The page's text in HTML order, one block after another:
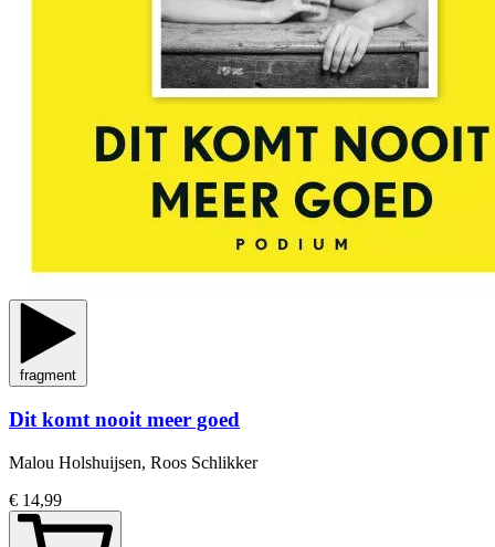
fragment
Dit komt nooit meer goed
Malou Holshuijsen, Roos Schlikker
€ 14,99